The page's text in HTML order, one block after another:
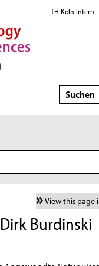
TH Köln intern
Suche
View this page
Burdinski